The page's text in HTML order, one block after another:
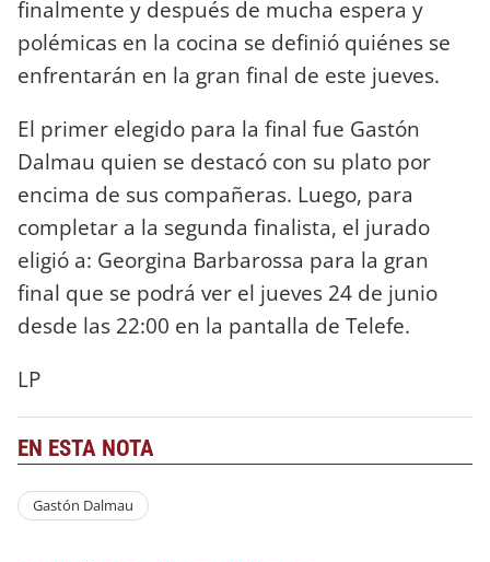
finalmente y después de mucha espera y
polémicas en la cocina se definió quiénes se
enfrentarán en la gran final de este jueves.
El primer elegido para la final fue Gastón
Dalmau quien se destacó con su plato por
encima de sus compañeras. Luego, para
completar a la segunda finalista, el jurado
eligió a: Georgina Barbarossa para la gran
final que se podrá ver el jueves 24 de junio
desde las 22:00 en la pantalla de Telefe.
LP
EN ESTA NOTA
Gastón Dalmau